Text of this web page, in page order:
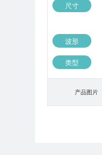
尺寸
波形
类型
产品图片